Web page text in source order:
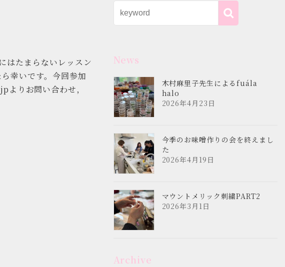
はたまらないレッスン
幸いです。今回参加
jpよりお問い合わせ，
News
木村麻里子先生によるfuála
halo
2026年4月23日
今季のお味噌作りの会を終えまし
た
2026年4月19日
マウントメリック刺繍PART2
2026年3月1日
Archive